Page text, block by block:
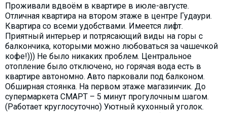
Проживали вдвоём в квартире в июле-августе.
Отличная квартира на втором этаже в центре Гудаури.
Квартира со всеми удобствами. Имеется лифт.
Приятный интерьер и потрясающий виды на горы c
балкончика, которыми можно любоваться за чашечкой
кофе!))) Не было никаких проблем. Центральное
отопление было отключено, но горячая вода есть в
квартире автономно. Авто парковали под балконом.
Обширная стоянка. На первом этаже магазинчик. До
супермаркета СМАРТ – 5 минут прогулочным шагом.
(Работает круглосуточно) Уютный кухонный уголок.